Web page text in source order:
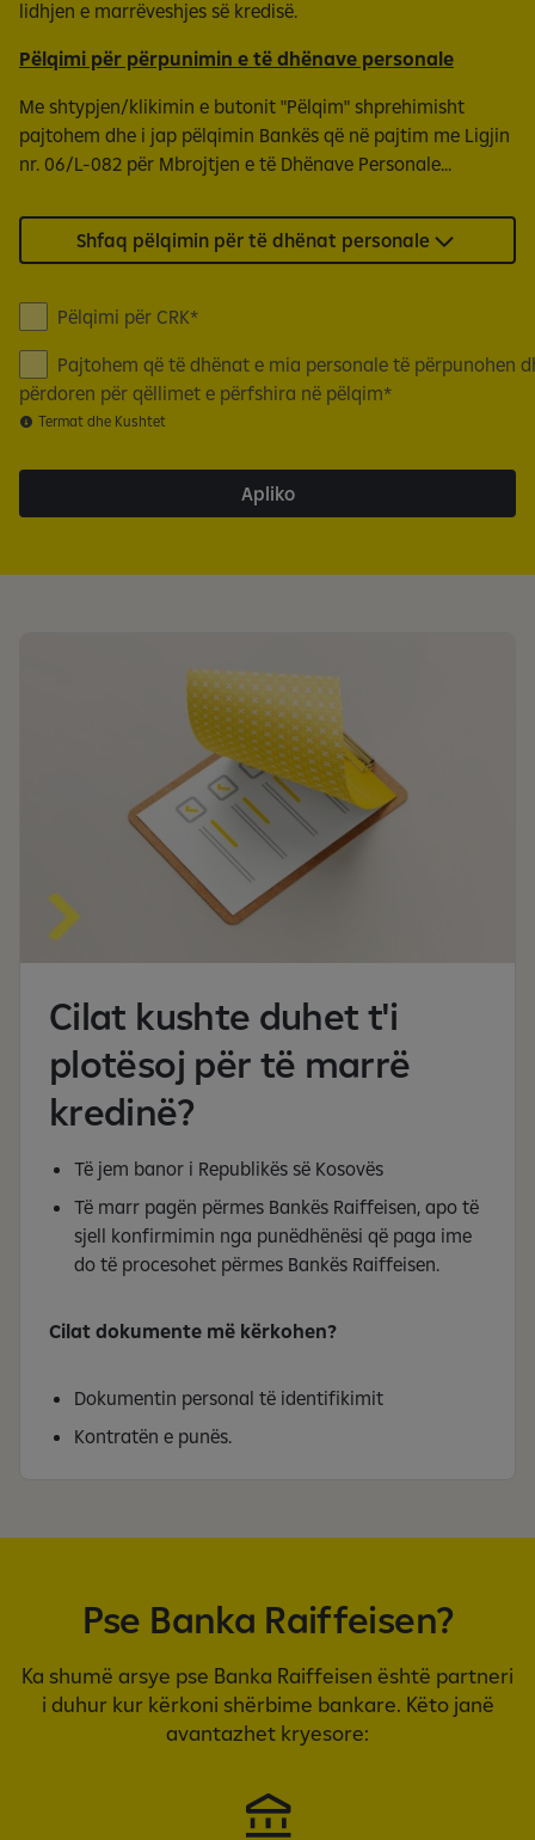
lidhjen e marrëveshjes së kredisë.
Pëlqimi për përpunimin e të dhënave personale
Me shtypjen/klikimin e butonit "Pëlqim" shprehimisht
pajtohem dhe i jap pëlqimin Bankës që në pajtim me Ligjin
nr. 06/L-082 për Mbrojtjen e të Dhënave Personale...
Shfaq pëlqimin për të dhënat personale
e
l
q
i
p
r
Pëlqimi për CRK
Pajtohem që të dhënat e mia personale të përpunohen
përdoren për qëllimet e përfshira në pëlqim
Termat dhe Kushtet
Apliko
Cilat kushte duhet t'i
plotësoj për të marrë
kredinë?
Të jem banor i Republikës së Kosovës
Të marr pagën përmes Bankës Raiffeisen, apo të
sjell konfirmimin nga punëdhënësi që paga ime
do të procesohet përmes Bankës Raiffeisen.
Cilat dokumente më kërkohen?
Dokumentin personal të identifikimit
Kontratën e punës.
Pse Banka Raiffeisen?
Ka shumë arsye pse Banka Raiffeisen është partneri
i duhur kur kërkoni shërbime bankare. Këto janë
avantazhet kryesore: